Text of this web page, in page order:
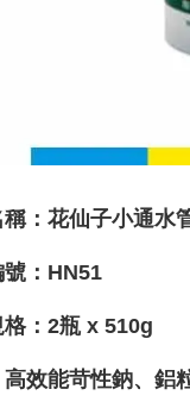
：花仙子小通水
：HN51
：2瓶 x 510g
高效能苛性鈉、鋁